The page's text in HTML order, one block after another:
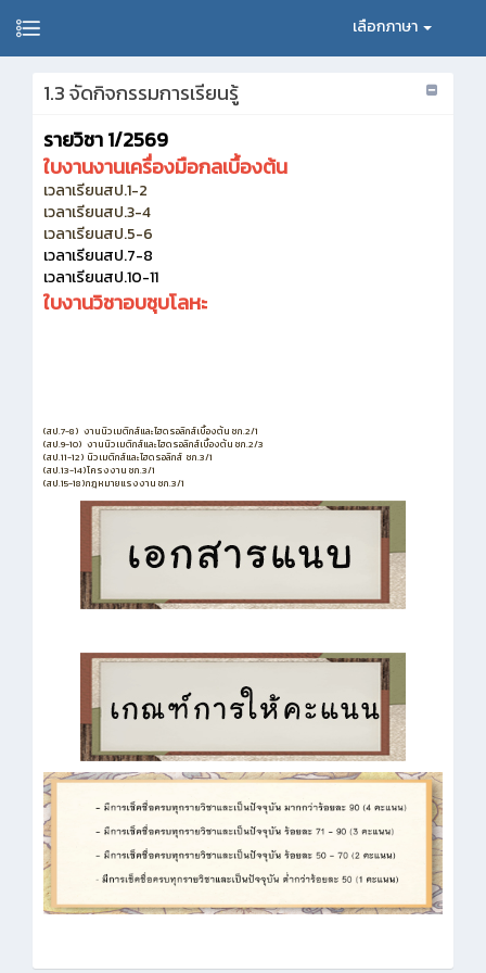
เลือกภาษา
1.3 จัดกิจกรรมการเรียนรู้
รายวิชา 1/2569
ใบงานงานเครื่องมือกลเบื้องต้น
เวลาเรียนสป.1-2
เวลาเรียนสป.3-4
เวลาเรียนสป.5-6
เวลาเรียนสป.7-8
เวลาเรียนสป.10-11
ใบงานวิชาอบชุบโลหะ
(สป.7-8) งานนิวเมติกส์และไฮดรอลิกส์เบื้องต้น ชก.2/1
(สป.9-10) งานนิวเมติกส์และไฮดรอลิกส์เบื้องต้น ชก.2/3
(สป.11-12) นิวเมติกส์และไฮดรอลิกส์ ชก.3/1
(สป.13-14)โครงงาน ชก.3/1
(สป.15-18)กฎหมายแรงงาน ชก.3/1